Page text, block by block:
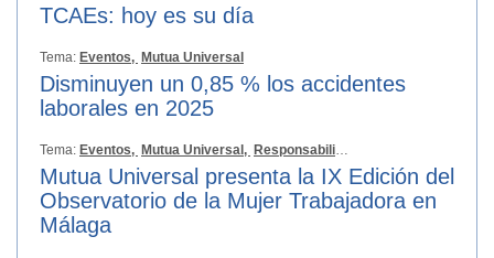
TCAEs: hoy es su día
Tema: Eventos, Mutua Universal
Disminuyen un 0,85 % los accidentes
laborales en 2025
Tema: Eventos, Mutua Universal, Responsabilidad Social
Mutua Universal presenta la IX Edición del
Observatorio de la Mujer Trabajadora en
Málaga